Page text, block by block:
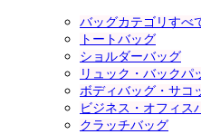
バッグカテゴリすべ
トートバッグ
ショルダーバッグ
リュック・バックパ
ボディバッグ・サコ
ビジネス・オフィス
クラッチバッグ